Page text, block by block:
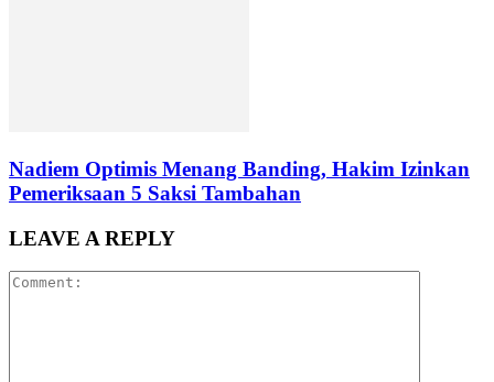
Nadiem Optimis Menang Banding, Hakim Izinkan
Pemeriksaan 5 Saksi Tambahan
LEAVE A REPLY